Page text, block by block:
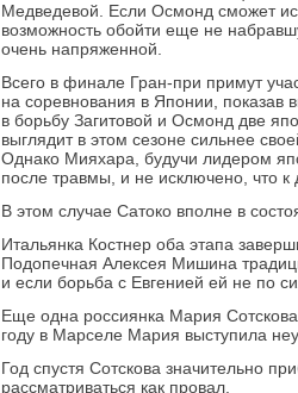
Медведевой. Если Осмонд сможет
возможность обойти еще не
очень напряженной.
Всего в финале Гран-при примут
на соревнования в Японии, показав
в борьбу Загитовой и Осмонд две
выглядит в этом сезоне сильнее
Однако Мияхара, будучи лидером
после травмы, и не исключено, что
В этом случае Сатоко вполне в
Итальянка Костнер оба этапа
Подопечная Алексея Мишина
и если борьба с Евгенией ей не по
Еще одна россиянка Мария
году в Марселе Мария выступила
Год спустя Сотскова значительно
рассматриваться как провал.